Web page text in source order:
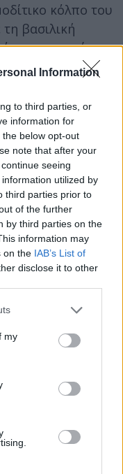
Information
to third parties, or
information for
below opt-out
note that after your
seeing
utilized by
third parties prior to
of the further
by third parties on the
information may
on the IAB’s List of
disclose it to other
or more Google
You may click to
third-party tags to
in below Google
my
κόλπο του
βασιλική
για μείωση
Βασιλιά να
ο
του ζήτησα να
και να
δουλειά τους».
του κατά τη
την ασφάλειά του
φόβους μου».